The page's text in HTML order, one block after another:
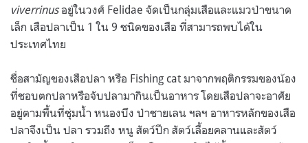
viverrinusอยู่ในวงศ์ Felidae จัดเป็นกลุ่มเสือและแมวป่าขนาด
เล็ก เสือปลาเป็น 1 ใน 9 ชนิดของเสือ ที่สามารถพบได้ใน
ประเทศไทย
ชื่อสามัญของเสือปลา หรือ Fishing cat มาจากพฤติกรรมของน้อง
ที่ชอบตกปลาหรือจับปลามากินเป็นอาหาร โดยเสือปลาจะอาศัย
อยู่ตามพื้นที่ชุ่มน้ำ หนองบึง ป่าชายเลน ฯลฯ อาหารหลักของเสือ
ปลาจึงเป็น ปลา รวมถึง หนู สัตว์ปีก สัตว์เลื้อยคลานและสัตว์